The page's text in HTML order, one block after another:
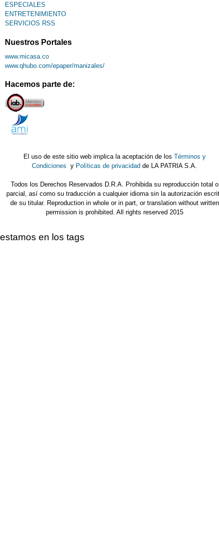
ESPECIALES
ENTRETENIMIENTO
SERVICIOS RSS
Nuestros Portales
www.micasa.co
www.qhubo.com/epaper/manizales/
Hacemos parte de:
El uso de este sitio web implica la aceptación de los Términos y
Condiciones y Políticas de privacidad de LA PATRIA S.A.
Todos los Derechos Reservados D.R.A. Prohibida su reproducción total o
parcial, así como su traducción a cualquier idioma sin la autorización
de su titular. Reproduction in whole or in part, or translation without written
permission is prohibited. All rights reserved 2015
estamos en los tags